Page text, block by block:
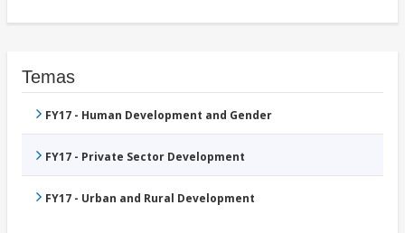
Temas
FY17 - Human Development and Gender
FY17 - Private Sector Development
FY17 - Urban and Rural Development